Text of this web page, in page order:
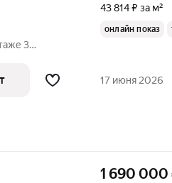
3
пруды.
43 814 ₽ за м²
онлайн показ
17 июня 2026
1 690 000